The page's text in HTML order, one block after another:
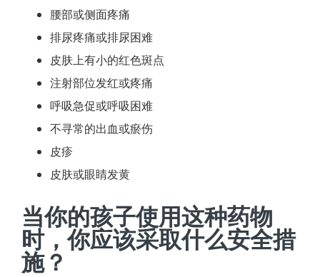
腰部或侧面疼痛
排尿疼痛或排尿困难
皮肤上有小的红色斑点
注射部位发红或疼痛
呼吸急促或呼吸困难
不寻常的出血或瘀伤
皮疹
皮肤或眼睛发黄
当你的孩子使用这种药物
时，你应该采取什么安全措
施？